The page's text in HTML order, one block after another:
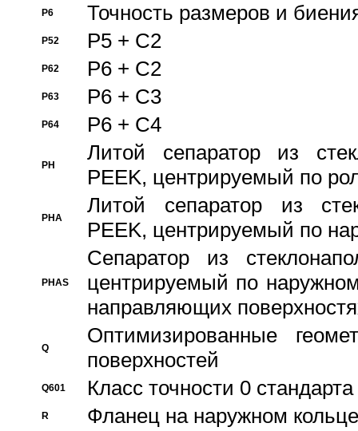
P6 Точность размеров и
P52 P5 + C2
P62 P6 + C2
P63 P6 + C3
P64 P6 + C4
PH
Литой сепаратор из
PEEK, центрируемый по
PHA
Литой сепаратор из
PEEK, центрируемый по
PHAS
Сепаратор из
центрируемый по
направляющих
Q
Оптимизированные
поверхностей
Q601 Класс точности 0
R Фланец на наружном кольце